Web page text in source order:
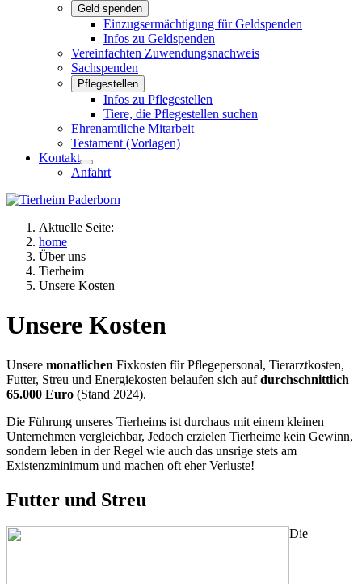
Geld spenden
Einzugsermächtigung für Geldspenden
Infos zu Geldspenden
Vereinfachten Zuwendungsnachweis
Sachspenden
Pflegestellen
Infos zu Pflegestellen
Tiere, die Pflegestellen suchen
Ehrenamtliche Mitarbeit
Testament (Vorlagen)
Kontakt
Anfahrt
Aktuelle Seite:
home
Über uns
Tierheim
Unsere Kosten
Unsere Kosten
Unsere monatlichen Fixkosten für Pflegepersonal, Tierarztkosten,
Futter, Streu und Energiekosten belaufen sich aufdurchschnittlich
65.000 Euro (Stand 2024).
Die Führung unseres Tierheims ist durchaus mit einem kleinen
Unternehmen vergleichbar, Jedoch erzielen Tierheime kein Gewinn,
sondern leben in der Regel wie auch das unsrige stets am
Existenzminimum und machen oft eher Verluste!
Futter und Streu
Die